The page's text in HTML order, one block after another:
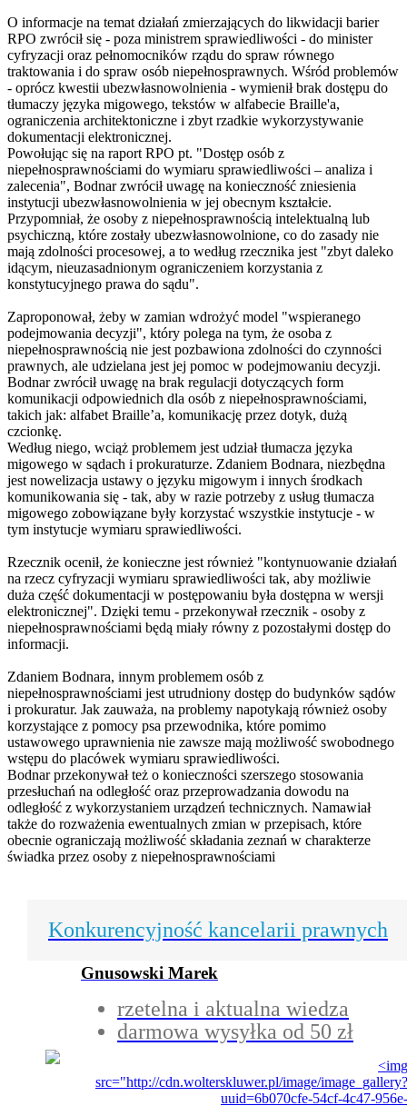
O informacje na temat działań zmierzających do likwidacji barier
RPO zwrócił się - poza ministrem sprawiedliwości - do minister
cyfryzacji oraz pełnomocników rządu do spraw równego
traktowania i do spraw osób niepełnosprawnych. Wśród problemów
- oprócz kwestii ubezwłasnowolnienia - wymienił brak dostępu do
tłumaczy języka migowego, tekstów w alfabecie Braille'a,
ograniczenia architektoniczne i zbyt rzadkie wykorzystywanie
dokumentacji elektronicznej.
Powołując się na raport RPO pt. "Dostęp osób z
niepełnosprawnościami do wymiaru sprawiedliwości – analiza i
zalecenia", Bodnar zwrócił uwagę na konieczność zniesienia
instytucji ubezwłasnowolnienia w jej obecnym kształcie.
Przypomniał, że osoby z niepełnosprawnością intelektualną lub
psychiczną, które zostały ubezwłasnowolnione, co do zasady nie
mają zdolności procesowej, a to według rzecznika jest "zbyt daleko
idącym, nieuzasadnionym ograniczeniem korzystania z
konstytucyjnego prawa do sądu".
Zaproponował, żeby w zamian wdrożyć model "wspieranego
podejmowania decyzji", który polega na tym, że osoba z
niepełnosprawnością nie jest pozbawiona zdolności do czynności
prawnych, ale udzielana jest jej pomoc w podejmowaniu decyzji.
Bodnar zwrócił uwagę na brak regulacji dotyczących form
komunikacji odpowiednich dla osób z niepełnosprawnościami,
takich jak: alfabet Braille’a, komunikację przez dotyk, dużą
czcionkę.
Według niego, wciąż problemem jest udział tłumacza języka
migowego w sądach i prokuraturze. Zdaniem Bodnara, niezbędna
jest nowelizacja ustawy o języku migowym i innych środkach
komunikowania się - tak, aby w razie potrzeby z usług tłumacza
migowego zobowiązane były korzystać wszystkie instytucje - w
tym instytucje wymiaru sprawiedliwości.
Rzecznik ocenił, że konieczne jest również "kontynuowanie działań
na rzecz cyfryzacji wymiaru sprawiedliwości tak, aby możliwie
duża część dokumentacji w postępowaniu była dostępna w wersji
elektronicznej". Dzięki temu - przekonywał rzecznik - osoby z
niepełnosprawnościami będą miały równy z pozostałymi dostęp do
informacji.
Zdaniem Bodnara, innym problemem osób z
niepełnosprawnościami jest utrudniony dostęp do budynków sądów
i prokuratur. Jak zauważa, na problemy napotykają również osoby
korzystające z pomocy psa przewodnika, które pomimo
ustawowego uprawnienia nie zawsze mają możliwość swobodnego
wstępu do placówek wymiaru sprawiedliwości.
Bodnar przekonywał też o konieczności szerszego stosowania
przesłuchań na odległość oraz przeprowadzania dowodu na
odległość z wykorzystaniem urządzeń technicznych. Namawiał
także do rozważenia ewentualnych zmian w przepisach, które
obecnie ograniczają możliwość składania zeznań w charakterze
świadka przez osoby z niepełnosprawnościami
Konkurencyjność kancelarii prawnych
Gnusowski Marek
rzetelna i aktualna wiedza
darmowa wysyłka od 50 zł
<img
src="http://cdn.wolterskluwer.pl/image/image_gallery?
uuid=6b070cfe-54cf-4c47-956e-